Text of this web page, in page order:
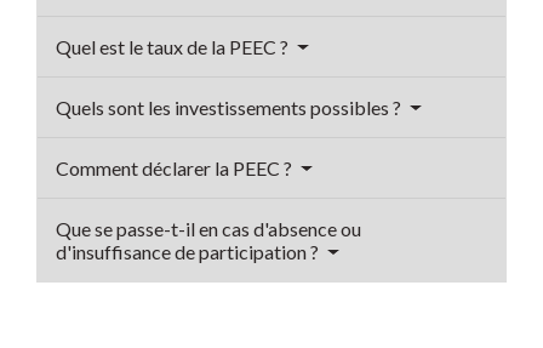
Quel est le taux de la PEEC ?
Quels sont les investissements possibles ?
Comment déclarer la PEEC ?
Que se passe-t-il en cas d'absence ou
d'insuffisance de participation ?